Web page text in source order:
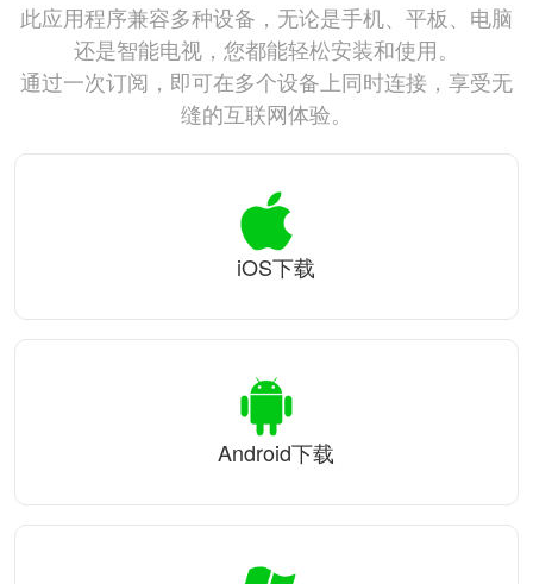
此应用程序兼容多种设备，无论是手机、平板、电脑
还是智能电视，您都能轻松安装和使用。
通过一次订阅，即可在多个设备上同时连接，享受无
缝的互联网体验。
iOS下载
Android下载